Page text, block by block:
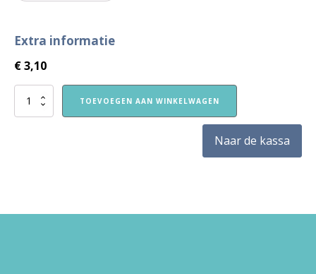
Extra informatie
€3,10
Bewaarbox
TOEVOEGEN AAN WINKELWAGEN
Naar de kassa